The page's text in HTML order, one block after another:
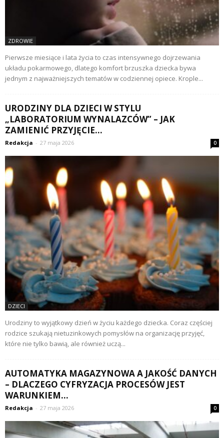
ZDROWIE
Pierwsze miesiące i lata życia to czas intensywnego dojrzewania
układu pokarmowego, dlatego komfort brzuszka dziecka bywa
jednym z najważniejszych tematów w codziennej opiece. Krople...
URODZINY DLA DZIECI W STYLU
„LABORATORIUM WYNALAZCÓW” – JAK
ZAMIENIĆ PRZYJĘCIE...
Redakcja - 27 maja 2026 0
DZIECI
Urodziny to wyjątkowy dzień w życiu każdego dziecka. Coraz częściej
rodzice szukają nietuzinkowych pomysłów na organizację przyjęć,
które nie tylko bawią, ale również uczą...
AUTOMATYKA MAGAZYNOWA A JAKOŚĆ DANYCH
– DLACZEGO CYFRYZACJA PROCESÓW JEST
WARUNKIEM...
Redakcja - 27 maja 2026 0